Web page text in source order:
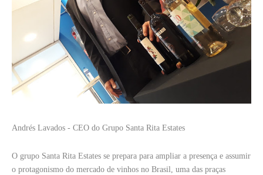
Andrés Lavados - CEO do Grupo Santa Rita Estates
O grupo Santa Rita Estates se prepara para ampliar a presença e assumir
o protagonismo do mercado de vinhos no Brasil, uma das praças